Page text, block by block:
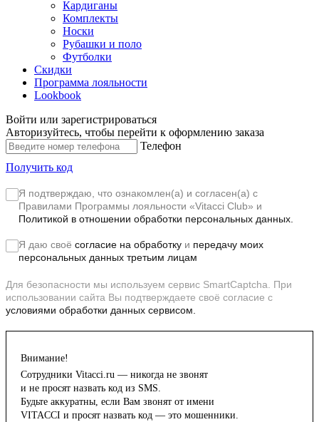
Кардиганы
Комплекты
Носки
Рубашки и поло
Футболки
Скидки
Программа лояльности
Lookbook
Войти или зарегистрироваться
Авторизуйтесь, чтобы перейти к оформлению заказа
Телефон
Получить код
Я подтверждаю, что ознакомлен(а) и согласен(а) с
Правилами Программы лояльности «Vitacci Club» и
Политикой в отношении обработки персональных данных.
Я даю своё согласие на обработку и передачу моих
персональных данных третьим лицам
Для безопасности мы используем сервис SmartCaptcha. При
использовании сайта Вы подтверждаете своё согласие с
условиями обработки данных сервисом.
Внимание!
Сотрудники Vitacci.ru — никогда не звонят
и не просят назвать код из SMS.
Будьте аккуратны, если Вам звонят от имени
VITACCI и просят назвать код — это мошенники.